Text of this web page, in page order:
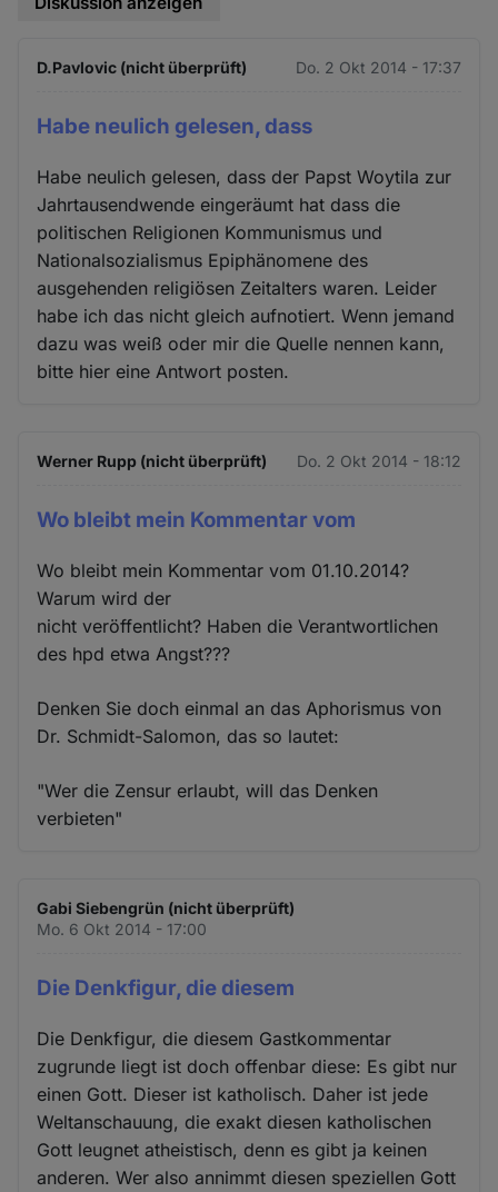
D.Pavlovic (nicht überprüft) Do. 2 Okt 2014 - 17:37
Habe neulich gelesen, dass
Habe neulich gelesen, dass der Papst Woytila zur
Jahrtausendwende eingeräumt hat dass die
politischen Religionen Kommunismus und
Nationalsozialismus Epiphänomene des
ausgehenden religiösen Zeitalters waren. Leider
habe ich das nicht gleich aufnotiert. Wenn jemand
dazu was weiß oder mir die Quelle nennen kann,
bitte hier eine Antwort posten.
Werner Rupp (nicht überprüft) Do. 2 Okt 2014 - 18:12
Wo bleibt mein Kommentar vom
Wo bleibt mein Kommentar vom 01.10.2014?
Warum wird der
nicht veröffentlicht? Haben die Verantwortlichen
des hpd etwa Angst???
Denken Sie doch einmal an das Aphorismus von
Dr. Schmidt-Salomon, das so lautet:
"Wer die Zensur erlaubt, will das Denken
verbieten"
Gabi Siebengrün (nicht überprüft)
Mo. 6 Okt 2014 - 17:00
Die Denkfigur, die diesem
Die Denkfigur, die diesem Gastkommentar
zugrunde liegt ist doch offenbar diese: Es gibt nur
einen Gott. Dieser ist katholisch. Daher ist jede
Weltanschauung, die exakt diesen katholischen
Gott leugnet atheistisch, denn es gibt ja keinen
anderen. Wer also annimmt diesen speziellen Gott